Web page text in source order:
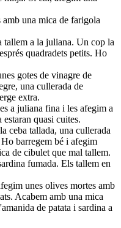
una mica de farigola
tallem a la juliana. Un cop la
quadradets petits. Ho
gotes de vinagre de
una cullerada de
extra.
a juliana fina i les afegim a
estaran quasi cuites.
ceba tallada, una cullerada
barregem bé i afegim
de cibulet que mal tallem.
fumada. Els tallem en
unes olives mortes amb
Acabem amb una mica
de patata i sardina a